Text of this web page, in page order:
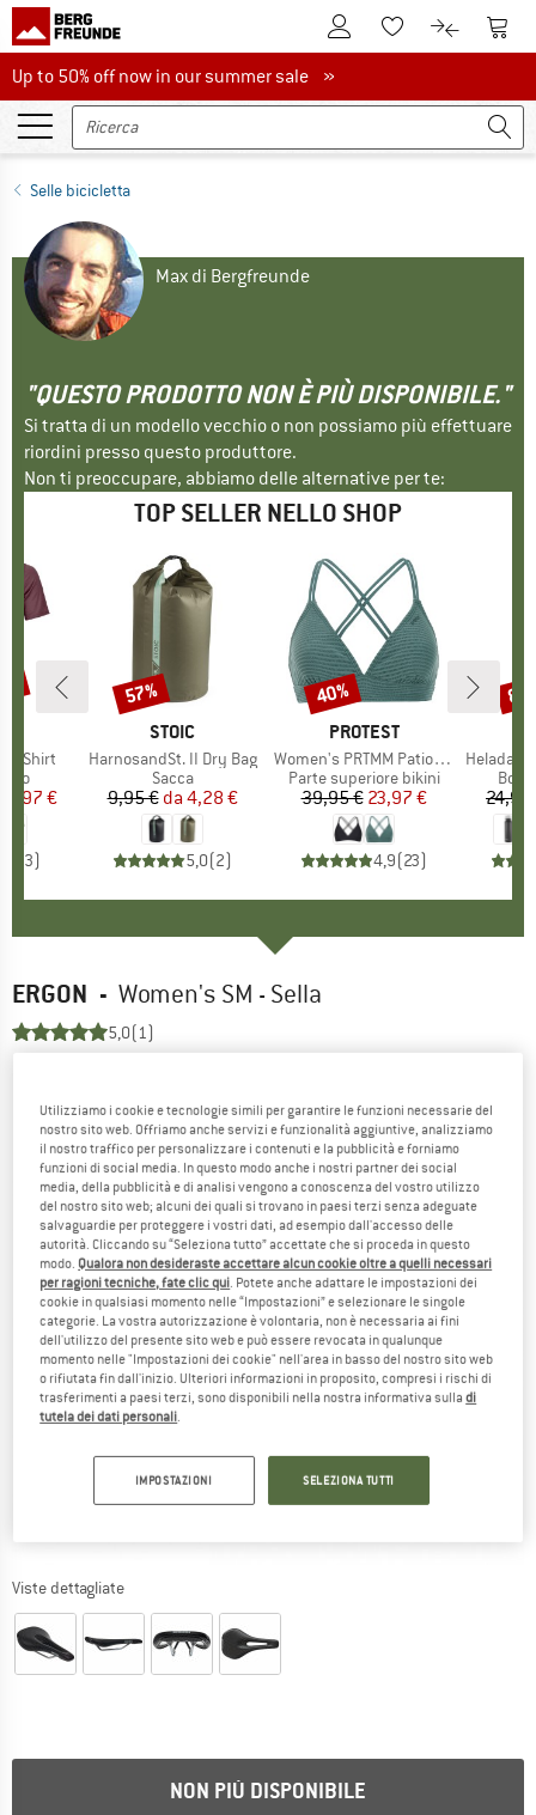
Al conto clienteAlla lista
Al Al
Up to 50% off now in our summer sale
Up to 50% off now in our summer sale »
Selle bicicletta
Max di Bergfreunde
"QUESTO PRODOTTO NON È PIÙ DISPONIBILE."
Si tratta di un modello vecchio o non possiamo più effettuare
riordini presso questo produttore.
Non ti preoccupare, abbiamo delle alternative per te:
TOP SELLER NELLO SHOP
T-Shirt
ridotto
€
3)
MARCHIO
STOIC
Articolo
HarnosandSt. II Dry Bag
Gruppo di prodotti
Sacca
Prezzo
9,95 € Prezzo ridotto
da 4,28 €
5,0(2)
Sconto
57%
MARCHIO
PROTEST
Articolo
Women's PRTMM Patio Triangle
Gruppo di prodotti
Parte superiore bikini
Prezzo
39,95 €Prezzo ridotto
23,97 €
4,9(23)
Sconto
40%
Articolo
HeladagenSt.
24,95
ERGON - Women's SM - Sella
5,0(1)
Viste dettagliate
NON PIÙ DISPONIBILE
Utilizziamo i cookie e tecnologie simili per garantire le funzioni necessarie del
nostro sito web. Offriamo anche servizi e funzionalità aggiuntive, analizziamo
il nostro traffico per personalizzare i contenuti e la pubblicità e forniamo
funzioni di social media. In questo modo anche i nostri partner dei social
media, della pubblicità e di analisi vengono a conoscenza del vostro utilizzo
del nostro sito web; alcuni dei quali si trovano in paesi terzi senza adeguate
salvaguardie per proteggere i vostri dati, ad esempio dall'accesso delle
autorità. Cliccando su “Seleziona tutto” accettate che si proceda in questo
modo. Qualora non desideraste accettare alcun cookie oltre a quelli necessari
per ragioni tecniche, fate clic qui. Potete anche adattare le impostazioni dei
cookie in qualsiasi momento nelle “Impostazioni” e selezionare le singole
categorie. La vostra autorizzazione è volontaria, non è necessaria ai fini
dell'utilizzo del presente sito web e può essere revocata in qualunque
momento nelle "Impostazioni dei cookie" nell'area in basso del nostro sito web
o rifiutata fin dall'inizio. Ulteriori informazioni in proposito, compresi i rischi di
trasferimenti a paesi terzi, sono disponibili nella nostra informativa sulladi
tutela dei dati personali.
IMPOSTAZIONI SELEZIONA TUTTI